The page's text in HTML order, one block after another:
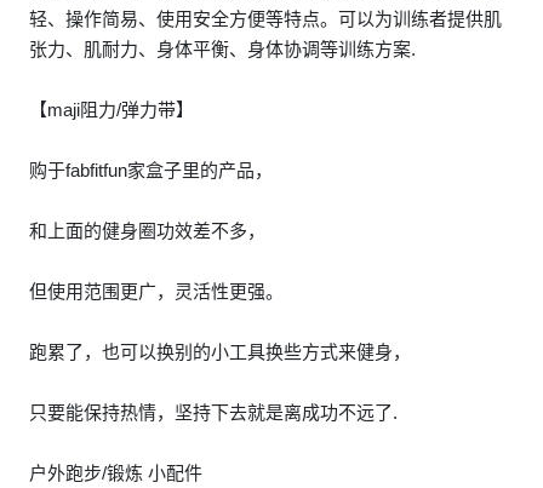
轻、操作简易、使用安全方便等特点。可以为训练者提供肌
张力、肌耐力、身体平衡、身体协调等训练方案.
【maji阻力/弹力带】
购于fabfitfun家盒子里的产品，
和上面的健身圈功效差不多，
但使用范围更广，灵活性更强。
跑累了，也可以换别的小工具换些方式来健身，
只要能保持热情，坚持下去就是离成功不远了.
户外跑步/锻炼 小配件